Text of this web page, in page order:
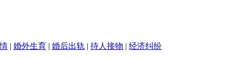
| 婚外生育 | 婚后出轨 | 待人接物 | 经济纠纷